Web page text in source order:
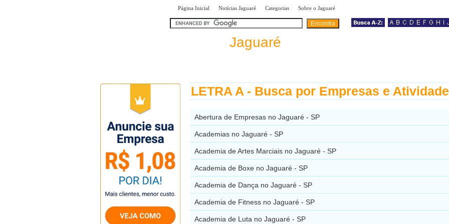
Página Inicial Notícias Jaguaré Categorias Sobre o Jaguaré
Jaguaré
LETRA A - Busca por Empresas e
Abertura de Empresas no Jaguaré - SP
Academias no Jaguaré - SP
Academia de Artes Marciais no Jaguaré - SP
Academia de Boxe no Jaguaré - SP
Academia de Dança no Jaguaré - SP
Academia de Fitness no Jaguaré - SP
Academia de Luta no Jaguaré - SP